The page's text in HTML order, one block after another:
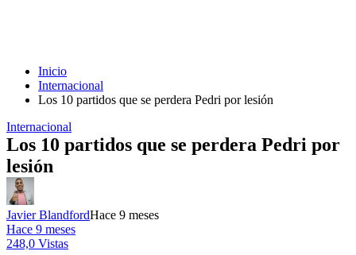
Inicio
Internacional
Los 10 partidos que se perdera Pedri por lesión
Internacional
Los 10 partidos que se perdera Pedri por
lesión
Javier BlandfordHace 9 meses
Hace 9 meses
248,0 Vistas